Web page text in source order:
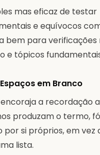
mas eficaz de testar
e equívocos
bem para verificações
e tópicos
em Branco
a recordação
produzam o termo,
si próprios, em vez
lista.